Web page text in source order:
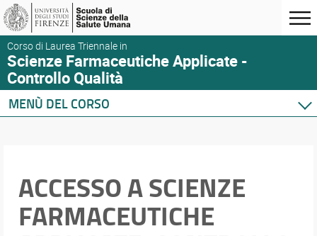
Corso di Laurea Triennale in
Scienze Farmaceutiche Applicate -
Controllo Qualità
MENÙ DEL CORSO
Orario e calendari
ACCESSO A SCIENZE
FARMACEUTICHE